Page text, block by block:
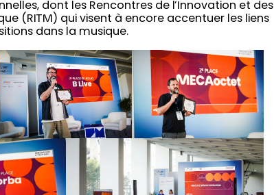
dont les Rencontres de l’Innovation et des
(RITM) qui visent à encore accentuer les liens
dans la musique.